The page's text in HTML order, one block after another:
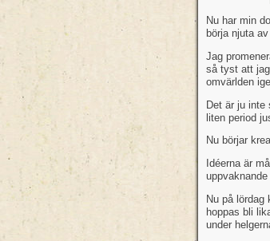
Nu har min
börja njuta
Jag
så tyst att
omvärlden
Det är ju inte
liten period
Nu börjar
Idéerna är
Nu på
hoppas bli
under